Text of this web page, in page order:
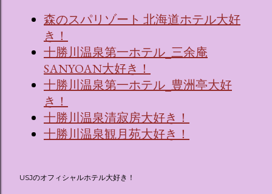
森のスパリゾート 北海道ホテル大好
き！
十勝川温泉第一ホテル_三余庵
SANYOAN大好き！
十勝川温泉第一ホテル_豊洲亭大好
き！
十勝川温泉清寂房大好き！
十勝川温泉観月苑大好き！
USJのオフィシャルホテル大好き！